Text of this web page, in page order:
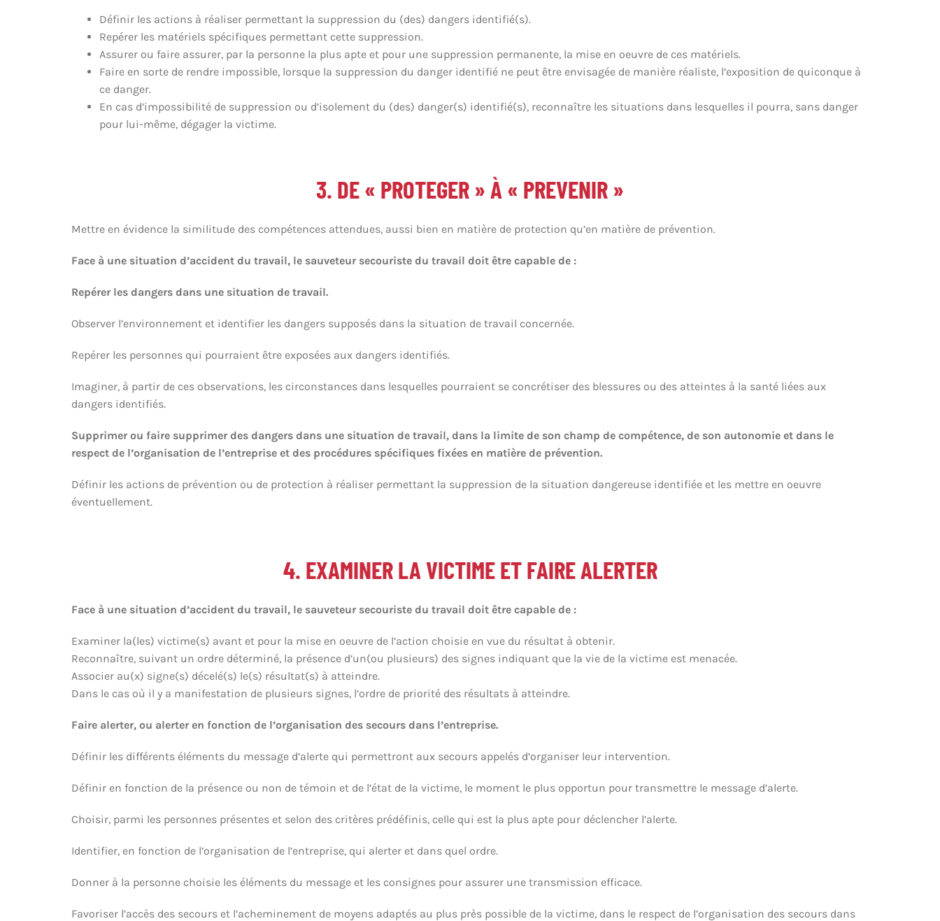
Définir les actions à réaliser permettant la suppression du (des) dangers identifié(s).
Repérer les matériels spécifiques permettant cette suppression.
Assurer ou faire assurer, par la personne la plus apte et pour une suppression permanente, la mise en oeuvre de ces matériels.
Faire en sorte de rendre impossible, lorsque la suppression du danger identifié ne peut être envisagée de manière réaliste, l’exposition de quiconque à
ce danger.
En cas d’impossibilité de suppression ou d’isolement du (des) danger(s) identifié(s), reconnaître les situations dans lesquelles il pourra, sans danger
pour lui-même, dégager la victime.
3. DE « PROTEGER » À « PREVENIR »
Mettre en évidence la similitude des compétences attendues, aussi bien en matière de protection qu’en matière de prévention.
Face à une situation d’accident du travail, le sauveteur secouriste du travail doit être capable de :
Repérer les dangers dans une situation de travail.
Observer l’environnement et identifier les dangers supposés dans la situation de travail concernée.
Repérer les personnes qui pourraient être exposées aux dangers identifiés.
Imaginer, à partir de ces observations, les circonstances dans lesquelles pourraient se concrétiser des blessures ou des atteintes à la santé liées aux
dangers identifiés.
Supprimer ou faire supprimer des dangers dans une situation de travail, dans la limite de son champ de compétence, de son autonomie et dans le
respect de l’organisation de l’entreprise et des procédures spécifiques fixées en matière de prévention.
Définir les actions de prévention ou de protection à réaliser permettant la suppression de la situation dangereuse identifiée et les mettre en oeuvre
éventuellement.
4. EXAMINER LA VICTIME ET FAIRE ALERTER
Face à une situation d’accident du travail, le sauveteur secouriste du travail doit être capable de :
Examiner la(les) victime(s) avant et pour la mise en oeuvre de l’action choisie en vue du résultat à obtenir.
Reconnaître, suivant un ordre déterminé, la présence d’un(ou plusieurs) des signes indiquant que la vie de la victime est menacée.
Associer au(x) signe(s) décelé(s) le(s) résultat(s) à atteindre.
Dans le cas où il y a manifestation de plusieurs signes, l’ordre de priorité des résultats à atteindre.
Faire alerter, ou alerter en fonction de l’organisation des secours dans l’entreprise.
Définir les différents éléments du message d’alerte qui permettront aux secours appelés d’organiser leur intervention.
Définir en fonction de la présence ou non de témoin et de l’état de la victime, le moment le plus opportun pour transmettre le message d’alerte.
Choisir, parmi les personnes présentes et selon des critères prédéfinis, celle qui est la plus apte pour déclencher l’alerte.
Identifier, en fonction de l’organisation de l’entreprise, qui alerter et dans quel ordre.
Donner à la personne choisie les éléments du message et les consignes pour assurer une transmission efficace.
Favoriser l’accès des secours et l’acheminement de moyens adaptés au plus près possible de la victime, dans le respect de l’organisation des secours dans